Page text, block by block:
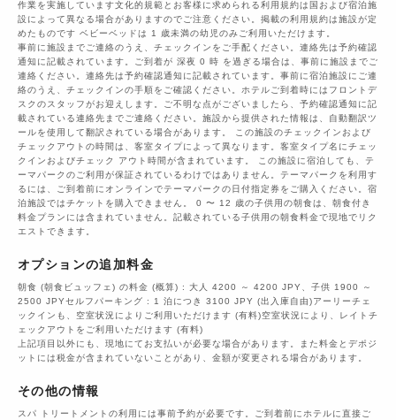
作業を実施しています文化的規範とお客様に求められる利用規約は国および宿泊施
設によって異なる場合がありますのでご注意ください。掲載の利用規約は施設が定
めたものです ベビーベッドは 1 歳未満の幼児のみご利用いただけます。
事前に施設までご連絡のうえ、チェックインをご手配ください。連絡先は予約確認
通知に記載されています。ご到着が 深夜 0 時 を過ぎる場合は、事前に施設までご
連絡ください。連絡先は予約確認通知に記載されています。事前に宿泊施設にご連
絡のうえ、チェックインの手順をご確認ください。ホテルご到着時にはフロントデ
スクのスタッフがお迎えします。ご不明な点がございましたら、予約確認通知に記
載されている連絡先までご連絡ください。施設から提供された情報は、自動翻訳ツ
ールを使用して翻訳されている場合があります。 この施設のチェックインおよび
チェックアウトの時間は、客室タイプによって異なります。客室タイプ名にチェッ
クインおよびチェック アウト時間が含まれています。 この施設に宿泊しても、テ
ーマパークのご利用が保証されているわけではありません。テーマパークを利用す
るには、ご到着前にオンラインでテーマパークの日付指定券をご購入ください。宿
泊施設ではチケットを購入できません。 0 〜 12 歳の子供用の朝食は、朝食付き
料金プランには含まれていません。記載されている子供用の朝食料金で現地でリク
エストできます。
オプションの追加料金
朝食 (朝食ビュッフェ) の料金 (概算) : 大人 4200 ～ 4200 JPY、子供 1900 ～
2500 JPYセルフパーキング : 1 泊につき 3100 JPY (出入庫自由)アーリーチェ
ックインも、空室状況によりご利用いただけます (有料)空室状況により、レイトチ
ェックアウトをご利用いただけます (有料)
上記項目以外にも、現地にてお支払いが必要な場合があります。また料金とデポジ
ットには税金が含まれていないことがあり、金額が変更される場合があります。
その他の情報
スパ トリートメントの利用には事前予約が必要です。ご到着前にホテルに直接ご